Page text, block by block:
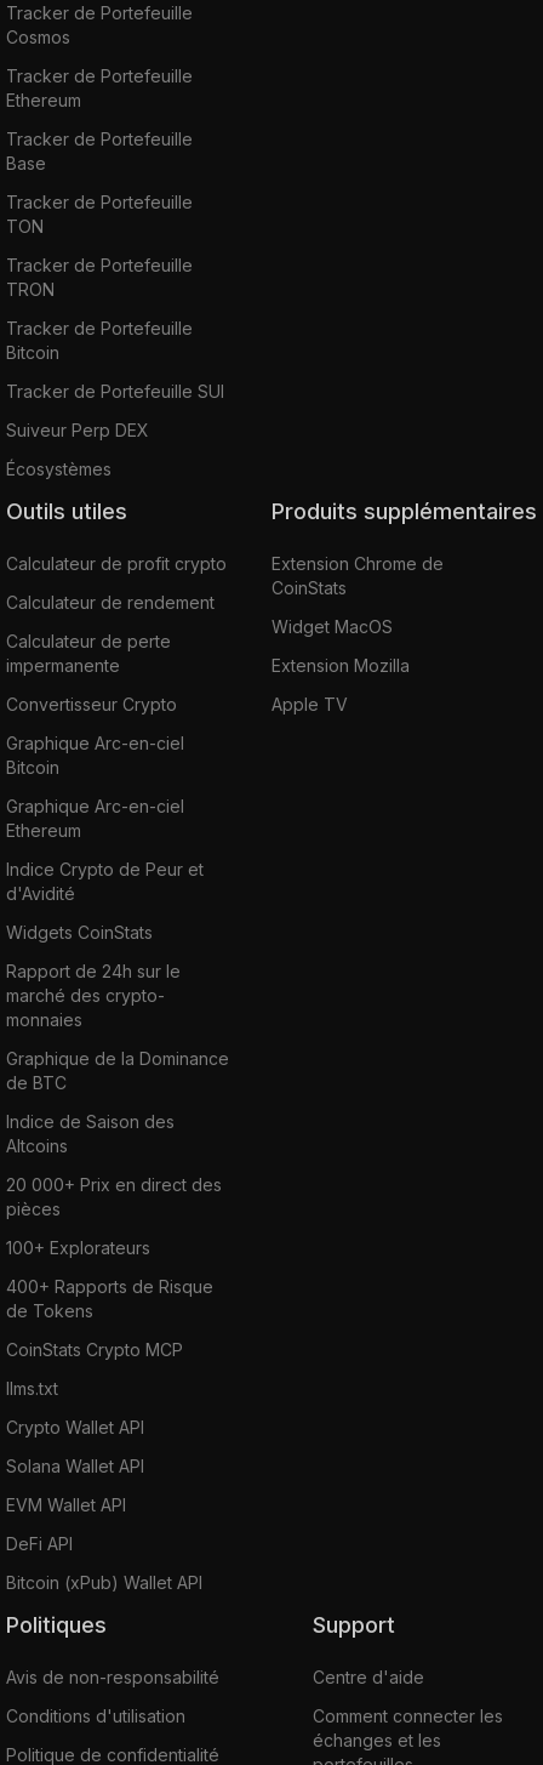
Tracker de Portefeuille
Cosmos
Tracker de Portefeuille
Ethereum
Tracker de Portefeuille
Base
Tracker de Portefeuille
TON
Tracker de Portefeuille
TRON
Tracker de Portefeuille
Bitcoin
Tracker de Portefeuille SUI
Suiveur Perp DEX
Écosystèmes
Outils utiles
Calculateur de profit crypto
Calculateur de rendement
Calculateur de perte
impermanente
Convertisseur Crypto
Graphique Arc-en-ciel
Bitcoin
Graphique Arc-en-ciel
Ethereum
Indice Crypto de Peur et
d'Avidité
Widgets CoinStats
Rapport de 24h sur le
marché des crypto-
monnaies
Graphique de la Dominance
de BTC
Indice de Saison des
Altcoins
20 000+ Prix en direct des
pièces
100+ Explorateurs
400+ Rapports de Risque
de Tokens
CoinStats Crypto MCP
llms.txt
Crypto Wallet API
Solana Wallet API
EVM Wallet API
DeFi API
Bitcoin (xPub) Wallet API
Produits supplémentaires
Extension Chrome de
CoinStats
Widget MacOS
Extension Mozilla
Apple TV
Politiques
Avis de non-responsabilité
Conditions d'utilisation
Politique de confidentialité
Support
Centre d'aide
Comment connecter les
échanges et les